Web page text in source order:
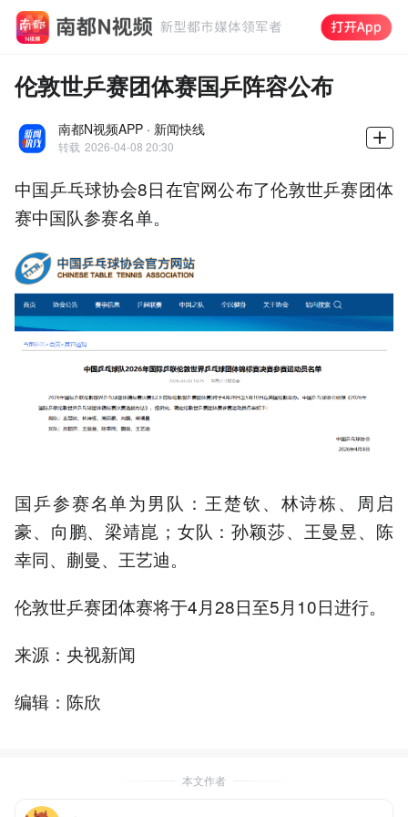
伦敦世乒赛团体赛国乒阵容公布
南都N视频APP · 新闻快线
转载 2026-04-08 20:30
中国乒乓球协会8日在官网公布了伦敦世乒赛团体
赛中国队参赛名单。
国乒参赛名单为男队：王楚钦、林诗栋、周启
豪、向鹏、梁靖崑；女队：孙颖莎、王曼昱、陈
幸同、蒯曼、王艺迪。
伦敦世乒赛团体赛将于4月28日至5月10日进行。
来源：央视新闻
编辑：陈欣
本文作者